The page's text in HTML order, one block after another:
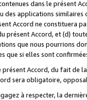
dans le présent
applications
Accord ne constituera
Accord, et (d)
que nous pourrions
que si elles sont
Accord, du fait de
sera obligatoire,
à respecter, la